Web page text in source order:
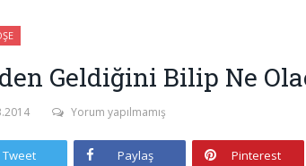
Geldiğini Bilip Ne
Yorum yapılmamış
Tweet Paylaş Pinterest